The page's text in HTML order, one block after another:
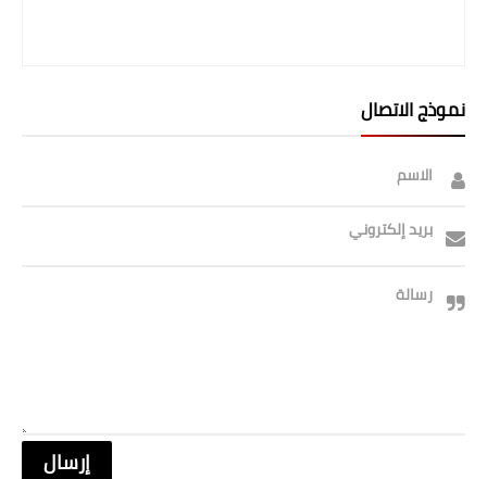
نموذج الاتصال
الاسم
بريد إلكتروني
رسالة